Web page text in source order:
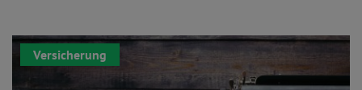
Versicherung